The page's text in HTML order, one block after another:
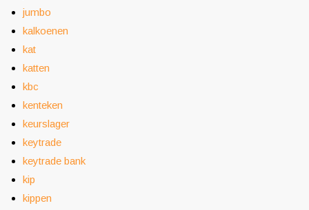
jumbo
kalkoenen
kat
katten
kbc
kenteken
keurslager
keytrade
keytrade bank
kip
kippen